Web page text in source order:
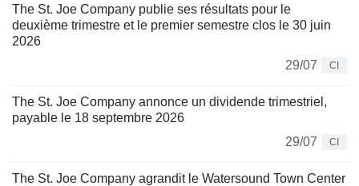
The St. Joe Company publie ses résultats pour le
deuxième trimestre et le premier semestre clos le 30 juin
2026
29/07
CI
The St. Joe Company annonce un dividende trimestriel,
payable le 18 septembre 2026
29/07
CI
The St. Joe Company agrandit le Watersound Town Center